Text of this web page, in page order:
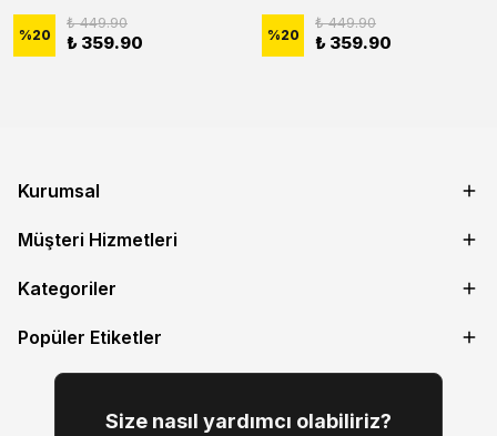
%20
₺ 449.90
₺ 359.90 %20
₺ 449.90
₺ 359.90
Kurumsal
Müşteri Hizmetleri
Kategoriler
Popüler Etiketler
Size nasıl yardımcı olabiliriz?